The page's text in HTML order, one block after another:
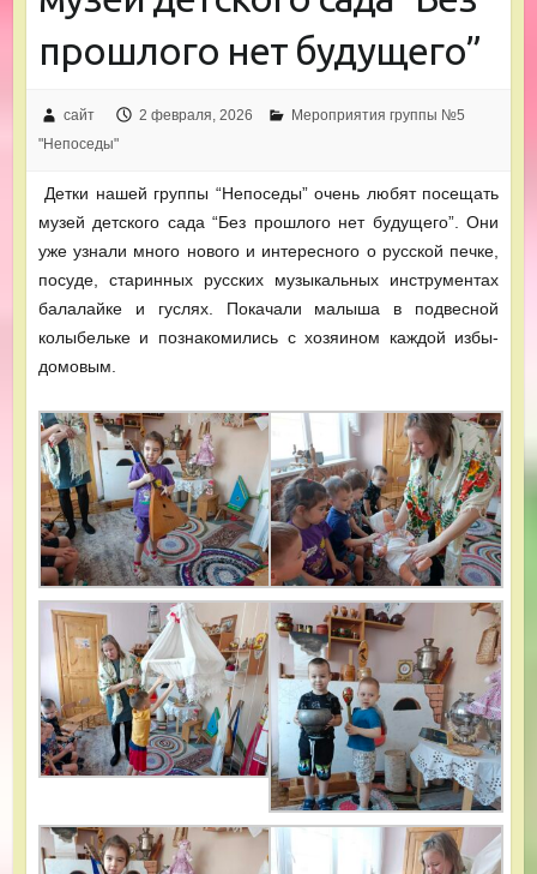
прошлого нет будущего”
сайт 2 февраля, 2026
Мероприятия группы №5
"Непоседы"
Детки нашей группы “Непоседы” очень любят посещать
музей детского сада “Без прошлого нет будущего”. Они
уже узнали много нового и интересного о русской печке,
посуде, старинных русских музыкальных инструментах
балалайке и гуслях. Покачали малыша в подвесной
колыбельке и познакомились с хозяином каждой избы-
домовым.